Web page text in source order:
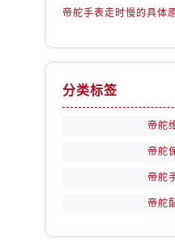
帝舵手表走时慢的具体
分类标签
帝舵
帝舵
帝舵
帝舵